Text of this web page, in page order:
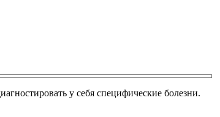
у себя специфические болезни.